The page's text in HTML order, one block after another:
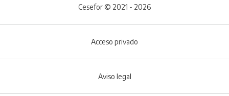
Cesefor © 2021 - 2026
Acceso privado
Aviso legal